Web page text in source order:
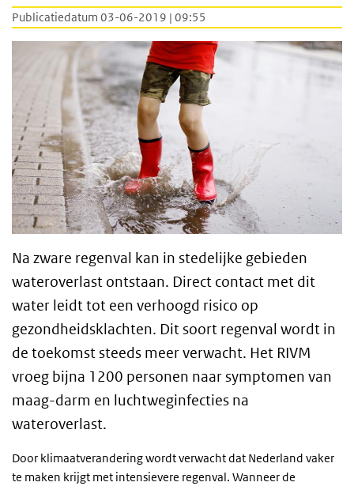
Publicatiedatum 03-06-2019 | 09:55
Na zware regenval kan in stedelijke gebieden
wateroverlast ontstaan. Direct contact met dit
water leidt tot een verhoogd risico op
gezondheidsklachten. Dit soort regenval wordt in
de toekomst steeds meer verwacht. Het RIVM
vroeg bijna 1200 personen naar symptomen van
maag-darm en luchtweginfecties na
wateroverlast.
Door klimaatverandering wordt verwacht dat Nederland vaker
te maken krijgt met intensievere regenval. Wanneer de